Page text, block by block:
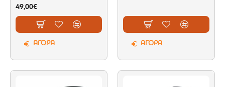
49,00€
ΑΓΟΡΑ ΑΓΟΡΑ